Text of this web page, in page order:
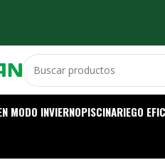
MODO INVIERNOPISCINARIEGO